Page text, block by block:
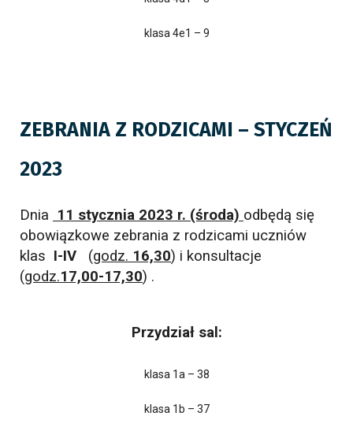
klasa 4e1 – 9
ZEBRANIA Z RODZICAMI – STYCZEŃ
2023
Dnia 11 stycznia 2023 r. (środa) odbędą się
obowiązkowe zebrania z rodzicami uczniów
klas I-IV (godz. 16,30) i konsultacje
(godz.17,00-17,30) .
Przydział sal:
klasa 1a – 38
klasa 1b – 37